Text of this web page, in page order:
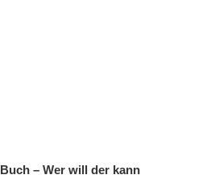
Buch – Wer will der kann